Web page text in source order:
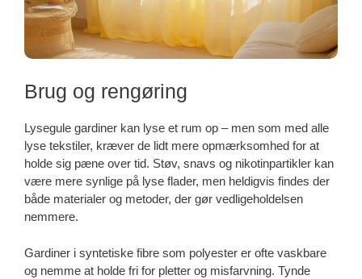
Brug og rengøring
Lysegule gardiner kan lyse et rum op – men som med alle
lyse tekstiler, kræver de lidt mere opmærksomhed for at
holde sig pæne over tid. Støv, snavs og nikotinpartikler kan
være mere synlige på lyse flader, men heldigvis findes der
både materialer og metoder, der gør vedligeholdelsen
nemmere.
Gardiner i syntetiske fibre som polyester er ofte vaskbare
og nemme at holde fri for pletter og misfarvning. Tynde